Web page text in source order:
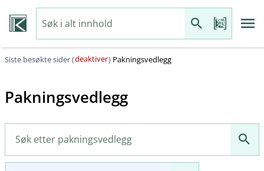
Siste besøkte sider (deaktiver) Pakningsvedlegg
Pakningsvedlegg